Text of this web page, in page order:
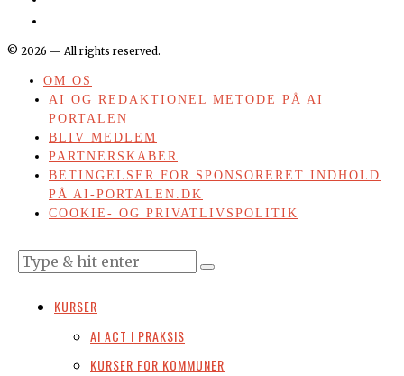
© 2026 — All rights reserved.
OM OS
AI OG REDAKTIONEL METODE PÅ AI
PORTALEN
BLIV MEDLEM
PARTNERSKABER
BETINGELSER FOR SPONSORERET INDHOLD
PÅ AI-PORTALEN.DK
COOKIE- OG PRIVATLIVSPOLITIK
KURSER
AI ACT I PRAKSIS
KURSER FOR KOMMUNER